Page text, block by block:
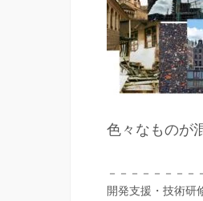
色々なものが
－－－－－－－－
開発支援・技術研